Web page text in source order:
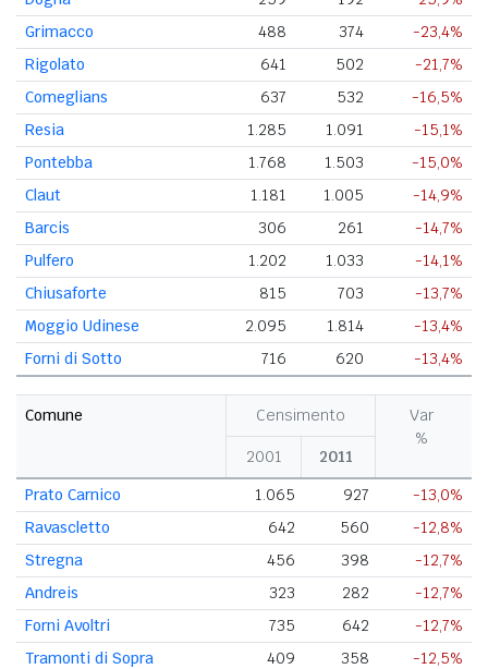
Grimacco
488 374
-23,4%
Rigolato
641 502
-21,7%
Comeglians
637 532
-16,5%
Resia
1.285 1.091
-15,1%
Pontebba
1.768 1.503
-15,0%
Claut
1.181 1.005
-14,9%
Barcis
306 261
-14,7%
Pulfero
1.202 1.033
-14,1%
Chiusaforte
815 703
-13,7%
Moggio Udinese
2.095 1.814
-13,4%
Forni di Sotto
716 620 -13,4%
Comune Censimento
Var
%
2001
2011
Prato Carnico
1.065 927
-13,0%
Ravascletto
642 560
-12,8%
Stregna
456 398
-12,7%
Andreis
323 282
-12,7%
Forni Avoltri
735 642
-12,7%
Tramonti di Sopra
409 358
-12,5%